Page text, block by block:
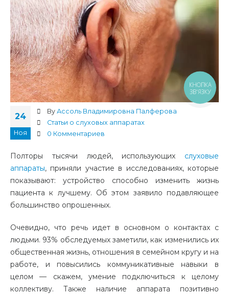
24
Ноя
By Ассоль Владимировна Палферова
Статьи о слуховых аппаратах
0 Комментариев
Полторы тысячи людей, использующих слуховые
аппараты, приняли участие в исследованиях, которые
показывают: устройство способно изменить жизнь
пациента к лучшему. Об этом заявило подавляющее
большинство опрошенных.
Очевидно, что речь идет в основном о контактах с
людьми. 93% обследуемых заметили, как изменились их
общественная жизнь, отношения в семейном кругу и на
работе, и повысились коммуникативные навыки в
целом — скажем, умение подключиться к целому
коллективу. Также наличие аппарата позитивно
КНОПКА
ЗВ'ЯЗКУ